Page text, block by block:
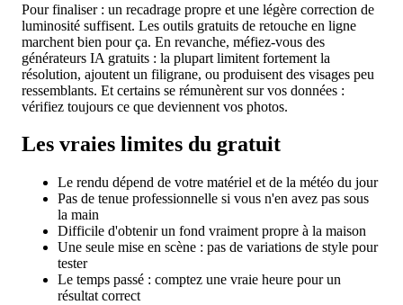
Pour finaliser : un recadrage propre et une légère correction de
luminosité suffisent. Les outils gratuits de retouche en ligne
marchent bien pour ça. En revanche, méfiez-vous des
générateurs IA gratuits : la plupart limitent fortement la
résolution, ajoutent un filigrane, ou produisent des visages peu
ressemblants. Et certains se rémunèrent sur vos données :
vérifiez toujours ce que deviennent vos photos.
Les vraies limites du gratuit
Le rendu dépend de votre matériel et de la météo du jour
Pas de tenue professionnelle si vous n'en avez pas sous
la main
Difficile d'obtenir un fond vraiment propre à la maison
Une seule mise en scène : pas de variations de style pour
tester
Le temps passé : comptez une vraie heure pour un
résultat correct